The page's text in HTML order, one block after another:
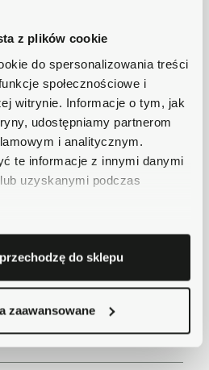
z plików cookie
do spersonalizowania treści
społecznościowe i
witrynie. Informacje o tym, jak
udostępniamy partnerom
i analitycznym.
te informacje z innymi danymi
uzyskanymi podczas
do sklepu
zaawansowane
w ciągu 1-2 dni, koszt
Przelewy24 - największy
online w Polsce.
produktu?
62 733 86 11 lub napisz e-